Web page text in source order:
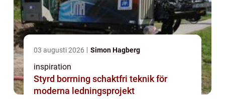
03 augusti 2026 Simon Hagberg
inspiration
Styrd borrning schaktfri teknik för
moderna ledningsprojekt